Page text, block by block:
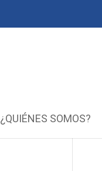
¿QUIÉNES SOMOS?